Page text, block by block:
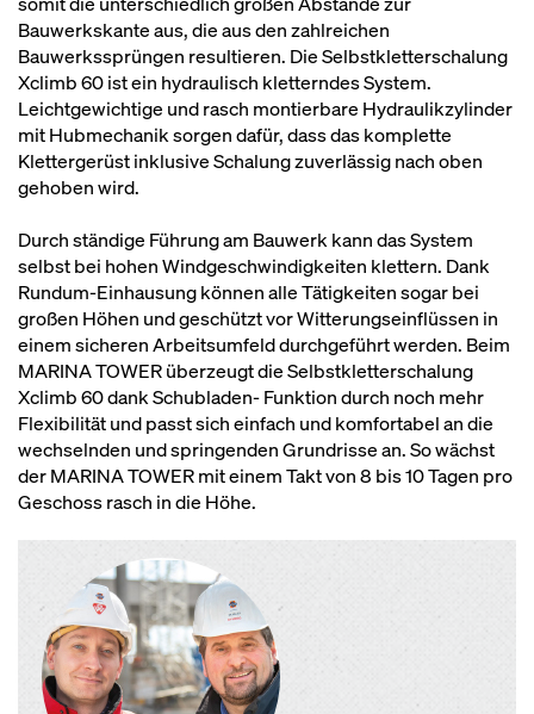
Bauwerkskante aus, die aus den zahlreichen
Bauwerkssprüngen resultieren. Die Selbstkletterschalung
Xclimb 60 ist ein hydraulisch kletterndes System.
Leichtgewichtige und rasch montierbare Hydraulikzylinder
mit Hubmechanik sorgen dafür, dass das komplette
Klettergerüst inklusive Schalung zuverlässig nach oben
gehoben wird.
Durch ständige Führung am Bauwerk kann das System
selbst bei hohen Windgeschwindigkeiten klettern. Dank
Rundum-Einhausung können alle Tätigkeiten sogar bei
großen Höhen und geschützt vor Witterungseinflüssen in
einem sicheren Arbeitsumfeld durchgeführt werden. Beim
MARINA TOWER überzeugt die Selbstkletterschalung
Xclimb 60 dank Schubladen- Funktion durch noch mehr
Flexibilität und passt sich einfach und komfortabel an die
wechselnden und springenden Grundrisse an. So wächst
der MARINA TOWER mit einem Takt von 8 bis 10 Tagen pro
Geschoss rasch in die Höhe.